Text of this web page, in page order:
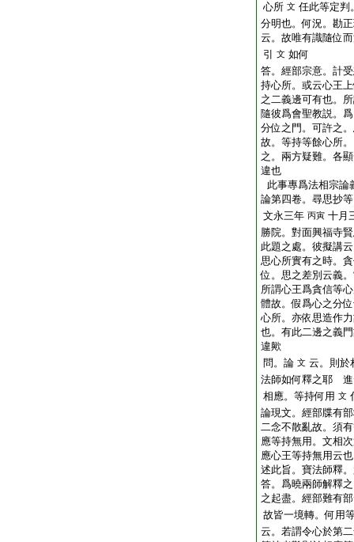
心所 文 任此等定判
分明也。何況。勘
云。故唯有識隨位
引
文 如何
答。經部宗意。計
持心所。或云心王
之二義邊可有也。
隨彼爲會聖教説。
分位之門。可許之
故。等持等餘心所
之。兩方疑難。各
違也
此事專爲法相宗論
論第四卷。尋思抄
文永三年 丙寅 十月
勝院。對面興福寺
此題之處。彼擬講
思心所實有之時。
位。思之差別云義
所謂心王爲貪信等
體故。假爲心之分
心所。亦依思造作
也。有此二邊之義
違歟
問。論 文 云。則於
法師如何釋之耶 進
相應。等持何用 文
論現文。經部牒有
二念不散亂故。須
應等持無用。文相
應心王等持無用云
述此旨。寶法師釋
答。爲曉兩師解釋
之起盡。經部難有
故皆一境轉。何用
云。若謂令心於第